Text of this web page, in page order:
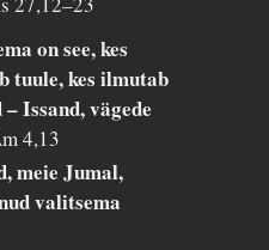
on see, kes
tuule, kes ilmutab
Issand, vägede
4,13
meie Jumal,
valitsema